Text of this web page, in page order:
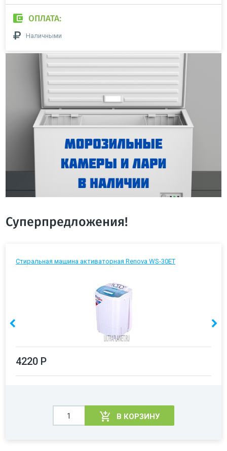
ОПЛАТА:
Наличными
Суперпредложения!
Стиральная машина активаторная Renova WS-30ET
4220 Р
В КОРЗИНУ